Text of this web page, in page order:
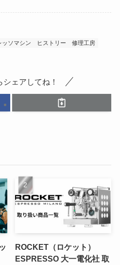
ッソマシン ヒストリー
修理工房
シェアしてね！
ROCKET（ロケット）
ESPRESSO 大一電化社 取